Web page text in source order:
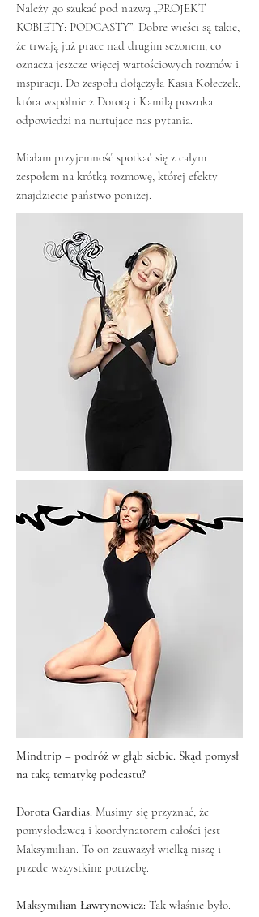
Należy go szukać pod nazwą „PROJEKT
KOBIETY: PODCASTY”. Dobre wieści są takie,
że trwają już prace nad drugim sezonem, co
oznacza jeszcze więcej wartościowych rozmów i
inspiracji. Do zespołu dołączyła Kasia Kołeczek,
która wspólnie z Dorotą i Kamilą poszuka
odpowiedzi na nurtujące nas pytania.
Miałam przyjemność spotkać się z całym
zespołem na krótką rozmowę, której efekty
znajdziecie państwo poniżej.
Mindtrip – podróż w głąb siebie. Skąd pomysł
na taką tematykę podcastu?
Dorota Gardias: Musimy się przyznać, że
pomysłodawcą i koordynatorem całości jest
Maksymilian. To on zauważył wielką niszę i
przede wszystkim: potrzebę.
Maksymilian Ławrynowicz: Tak właśnie było.